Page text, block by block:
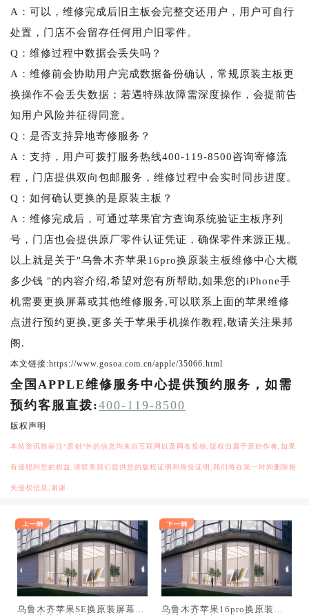
A：可以，维修完成后旧主板会完整交还用户，用户可自行
处置，门店不会留存任何用户旧零件。
Q：维修过程中数据会丢失吗？
A：维修前会协助用户完成数据备份确认，常规原装主板更
换操作不会丢失数据；若遇特殊故障需深度操作，会提前告
知用户风险并征得同意。
Q：是否支持异地寄修服务？
A：支持，用户可拨打服务热线400-119-8500咨询寄修流
程，门店提供双向包邮服务，维修过程中会实时同步进度。
Q：如何确认更换的是原装主板？
A：维修完成后，可通过苹果官方查询系统验证主板序列
号，门店也会提供原厂零件认证凭证，确保零件来源正规。
以上就是关于"乌鲁木齐苹果16pro换原装主板维修中心大概
多少钱 "的内容介绍,希望对您有所帮助,如果您的iPhone手
机需要更换屏幕或其他维修服务,可以联系上面的苹果维修
点进行预约更换,更多关于苹果手机操作教程,敬请关注果邦
阁.
本文链接:https://www.gosoa.com.cn/apple/35066.html
全国APPLE维修服务中心提供预约服务，如需
预约客服直拨:400-119-8500
版权声明
本站资讯除标注“原创”外的信息均来自互联网以及网友投稿,版权归属于原始作者,如果
有侵犯到您的权益,请联系我们提供您的版权证明和身份证明,我们将在第一时间删除相
关侵权信息,谢谢.
乌鲁木齐苹果SE换原装屏幕服
乌鲁木齐苹果16pro换原装电